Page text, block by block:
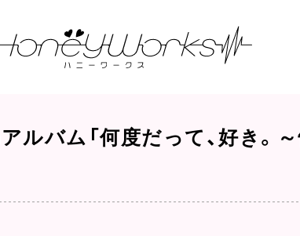
バム「何度だって、好き。～